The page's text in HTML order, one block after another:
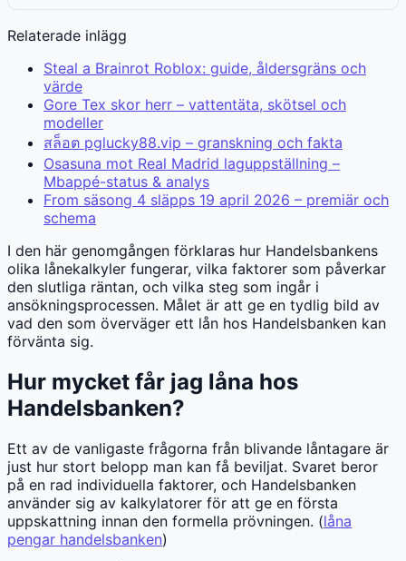
Relaterade inlägg
Steal a Brainrot Roblox: guide, åldersgräns och
värde
Gore Tex skor herr – vattentäta, skötsel och
modeller
สล็อต pglucky88.vip – granskning och fakta
Osasuna mot Real Madrid laguppställning –
Mbappé-status & analys
From säsong 4 släpps 19 april 2026 – premiär och
schema
I den här genomgången förklaras hur Handelsbankens
olika lånekalkyler fungerar, vilka faktorer som påverkar
den slutliga räntan, och vilka steg som ingår i
ansökningsprocessen. Målet är att ge en tydlig bild av
vad den som överväger ett lån hos Handelsbanken kan
förvänta sig.
Hur mycket får jag låna hos
Handelsbanken?
Ett av de vanligaste frågorna från blivande låntagare är
just hur stort belopp man kan få beviljat. Svaret beror
på en rad individuella faktorer, och Handelsbanken
använder sig av kalkylatorer för att ge en första
uppskattning innan den formella prövningen. (låna
pengar handelsbanken)